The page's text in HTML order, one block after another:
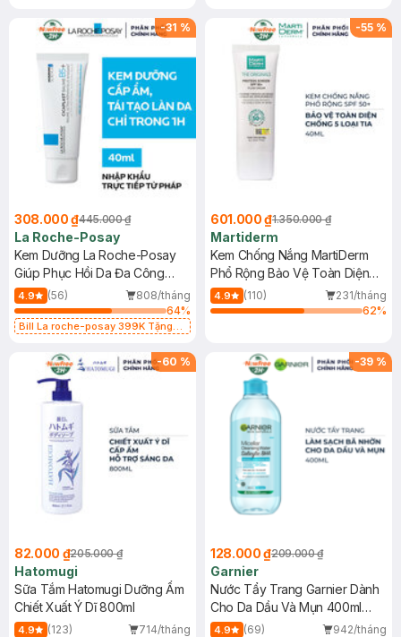
-31 %
308.000 ₫445.000 ₫
La Roche-Posay
Kem Dưỡng La Roche-Posay
Giúp Phục Hồi Da Đa Công
Dụng 40ml
4.9 (56)
808/tháng
64%
Bill La roche-posay 399K Tặng
(SL có hạn)
-55 %
601.000 ₫1.350.000 ₫
Martiderm
Kem Chống Nắng MartiDerm
Phổ Rộng Bảo Vệ Toàn Diện
40ml
4.9 (110)
231/tháng
62%
-60 %
82.000 ₫205.000 ₫
Hatomugi
Sữa Tắm Hatomugi Dưỡng Ẩm
Chiết Xuất Ý Dĩ 800ml
4.9 (123)
714/tháng
-39 %
128.000 ₫209.000 ₫
Garnier
Nước Tẩy Trang Garnier Dành
Cho Da Dầu Và Mụn 400ml
(Mới)
4.9 (69)
942/tháng